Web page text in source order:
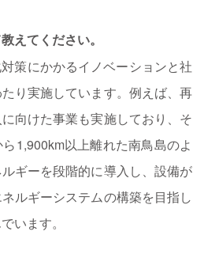
えてください。
策にかかるイノベーションと社
り実施しています。例えば、再
向けた事業も実施しており、そ
1,900km以上離れた南鳥島のよ
ギーを段階的に導入し、設備が
ルギーシステムの構築を目指し
います。